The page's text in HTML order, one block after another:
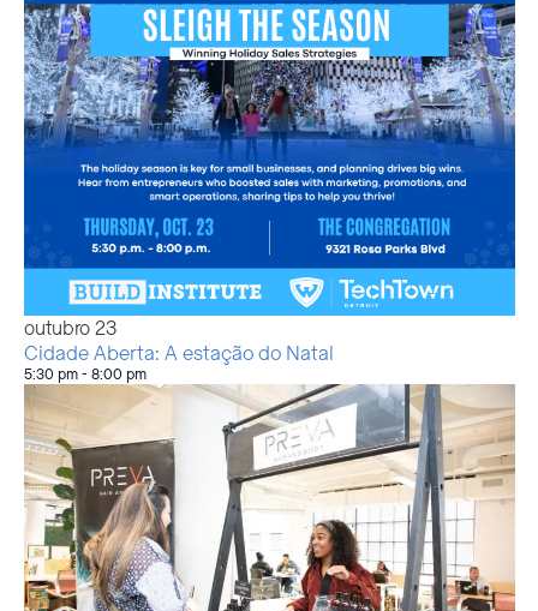
outubro 23
Cidade Aberta: A estação do Natal
5:30 pm- 8:00 pm